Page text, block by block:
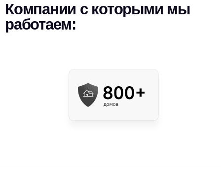
Компании с которыми мы
работаем: